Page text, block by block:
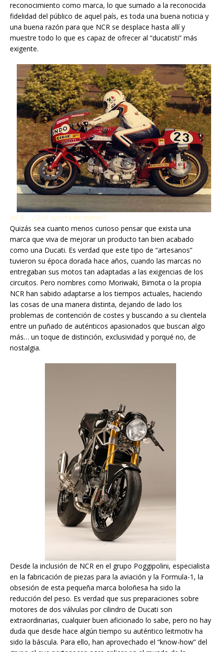
reconocimiento como marca, lo que sumado a la reconocida
fidelidad del público de aquel país, es toda una buena noticia y
una buena razón para que NCR se desplace hasta allí y
muestre todo lo que es capaz de ofrecer al “ducatisti” más
exigente.
NCR… ¿Qué aporta de nuevo?
Quizás sea cuanto menos curioso pensar que exista una
marca que viva de mejorar un producto tan bien acabado
como una Ducati. Es verdad que este tipo de “artesanos”
tuvieron su época dorada hace años, cuando las marcas no
entregaban sus motos tan adaptadas a las exigencias de los
circuitos. Pero nombres como Moriwaki, Bimota o la propia
NCR han sabido adaptarse a los tiempos actuales, haciendo
las cosas de una manera distinta, dejando de lado los
problemas de contención de costes y buscando a su clientela
entre un puñado de auténticos apasionados que buscan algo
más… un toque de distinción, exclusividad y porqué no, de
nostalgia.
Desde la inclusión de NCR en el grupo Poggipolini, especialista
en la fabricación de piezas para la aviación y la Formula-1, la
obsesión de esta pequeña marca boloñesa ha sido la
reducción del peso. Es verdad que sus preparaciones sobre
motores de dos válvulas por cilindro de Ducati son
extraordinarias, cualquier buen aficionado lo sabe, pero no hay
duda que desde hace algún tiempo su auténtico leitmotiv ha
sido la báscula. Para ello, han aprovechado el “know-how” del